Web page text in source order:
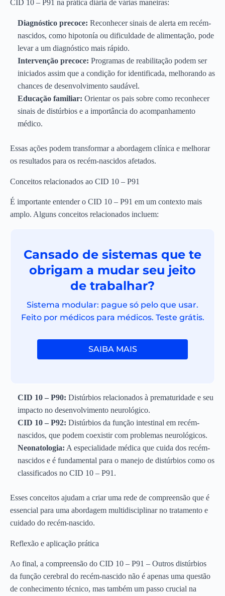
CID 10 – P91 na prática diária de várias maneiras:
Diagnóstico precoce: Reconhecer sinais de alerta em recém-
nascidos, como hipotonía ou dificuldade de alimentação, pode
levar a um diagnóstico mais rápido.
Intervenção precoce: Programas de reabilitação podem ser
iniciados assim que a condição for identificada, melhorando as
chances de desenvolvimento saudável.
Educação familiar: Orientar os pais sobre como reconhecer
sinais de distúrbios e a importância do acompanhamento
médico.
Essas ações podem transformar a abordagem clínica e melhorar
os resultados para os recém-nascidos afetados.
Conceitos relacionados ao CID 10 – P91
É importante entender o CID 10 – P91 em um contexto mais
amplo. Alguns conceitos relacionados incluem:
Cansado de sistemas que te
obrigam a mudar seu jeito
de trabalhar?
Sistema modular: pague só pelo que usar.
Feito por médicos para médicos. Teste grátis.
SAIBA MAIS
CID 10 – P90: Distúrbios relacionados à prematuridade e seu
impacto no desenvolvimento neurológico.
CID 10 – P92: Distúrbios da função intestinal em recém-
nascidos, que podem coexistir com problemas neurológicos.
Neonatologia: A especialidade médica que cuida dos recém-
nascidos e é fundamental para o manejo de distúrbios como os
classificados no CID 10 – P91.
Esses conceitos ajudam a criar uma rede de compreensão que é
essencial para uma abordagem multidisciplinar no tratamento e
cuidado do recém-nascido.
Reflexão e aplicação prática
Ao final, a compreensão do CID 10 – P91 – Outros distúrbios
da função cerebral do recém-nascido não é apenas uma questão
de conhecimento técnico, mas também um passo crucial na